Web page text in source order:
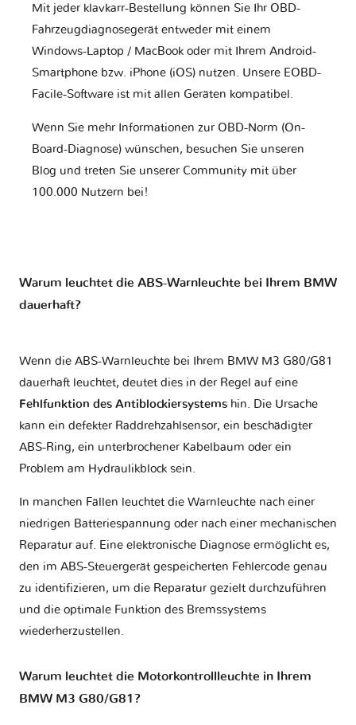
Mit jeder klavkarr-Bestellung können Sie Ihr OBD-
Fahrzeugdiagnosegerät entweder mit einem
Windows-Laptop / MacBook oder mit Ihrem Android-
Smartphone bzw. iPhone (iOS) nutzen. Unsere EOBD-
Facile-Software ist mit allen Geräten kompatibel.
Wenn Sie mehr Informationen zur OBD-Norm (On-
Board-Diagnose) wünschen, besuchen Sie unseren
Blog und treten Sie unserer Community mit über
100.000 Nutzern bei!
Warum leuchtet die ABS-Warnleuchte bei Ihrem BMW
dauerhaft?
Wenn die ABS-Warnleuchte bei Ihrem BMW M3 G80/G81
dauerhaft leuchtet, deutet dies in der Regel auf eine
Fehlfunktion des Antiblockiersystems hin. Die Ursache
kann ein defekter Raddrehzahlsensor, ein beschädigter
ABS-Ring, ein unterbrochener Kabelbaum oder ein
Problem am Hydraulikblock sein.
In manchen Fällen leuchtet die Warnleuchte nach einer
niedrigen Batteriespannung oder nach einer mechanischen
Reparatur auf. Eine elektronische Diagnose ermöglicht es,
den im ABS-Steuergerät gespeicherten Fehlercode genau
zu identifizieren, um die Reparatur gezielt durchzuführen
und die optimale Funktion des Bremssystems
wiederherzustellen.
Warum leuchtet die Motorkontrollleuchte in Ihrem
BMW M3 G80/G81?